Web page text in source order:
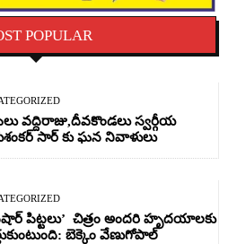
POPULAR
వద్దిరాజు,దీవకొండలు స్వర్గీయ
సార్ కు ఘన నివాళులు
పిట్టలు’ చిత్రం అందరి హృదయాలకు
బెక్కెం వేణుగోపాల్‌